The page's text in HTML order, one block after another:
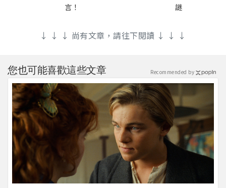
言！
謎
↓ ↓ ↓ 尚有文章，請往下閱讀 ↓ ↓ ↓
您也可能喜歡這些文章 Recommended by